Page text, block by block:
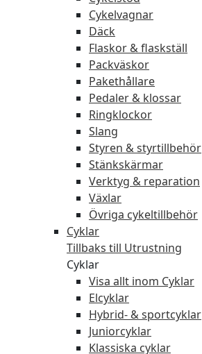
Cykelvagnar
Däck
Flaskor & flaskställ
Packväskor
Pakethållare
Pedaler & klossar
Ringklockor
Slang
Styren & styrtillbehör
Stänkskärmar
Verktyg & reparation
Växlar
Övriga cykeltillbehör
Cyklar
Tillbaks till Utrustning
Cyklar
Visa allt inom Cyklar
Elcyklar
Hybrid- & sportcyklar
Juniorcyklar
Klassiska cyklar